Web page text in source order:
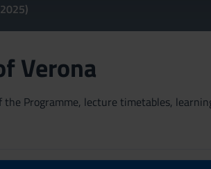
Verona
Programme, lecture timetables,